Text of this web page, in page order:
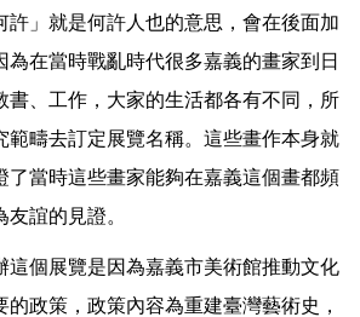
許」就是何許人也的意思，會在後面加
為在當時戰亂時代很多嘉義的畫家到日
書、工作，大家的生活都各有不同，所
範疇去訂定展覽名稱。這些畫作本身就
了當時這些畫家能夠在嘉義這個畫都頻
誼的見證。
這個展覽是因為嘉義市美術館推動文化
政策，政策內容為重建臺灣藝術史，